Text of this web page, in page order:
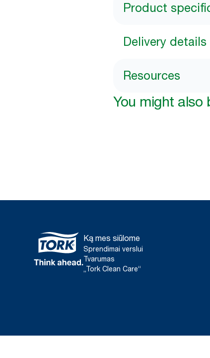
Product
Delivery details
Resources
You might also
Ką mes siūlome
Sprendimai verslui
Tvarumas
„Tork Clean Care“